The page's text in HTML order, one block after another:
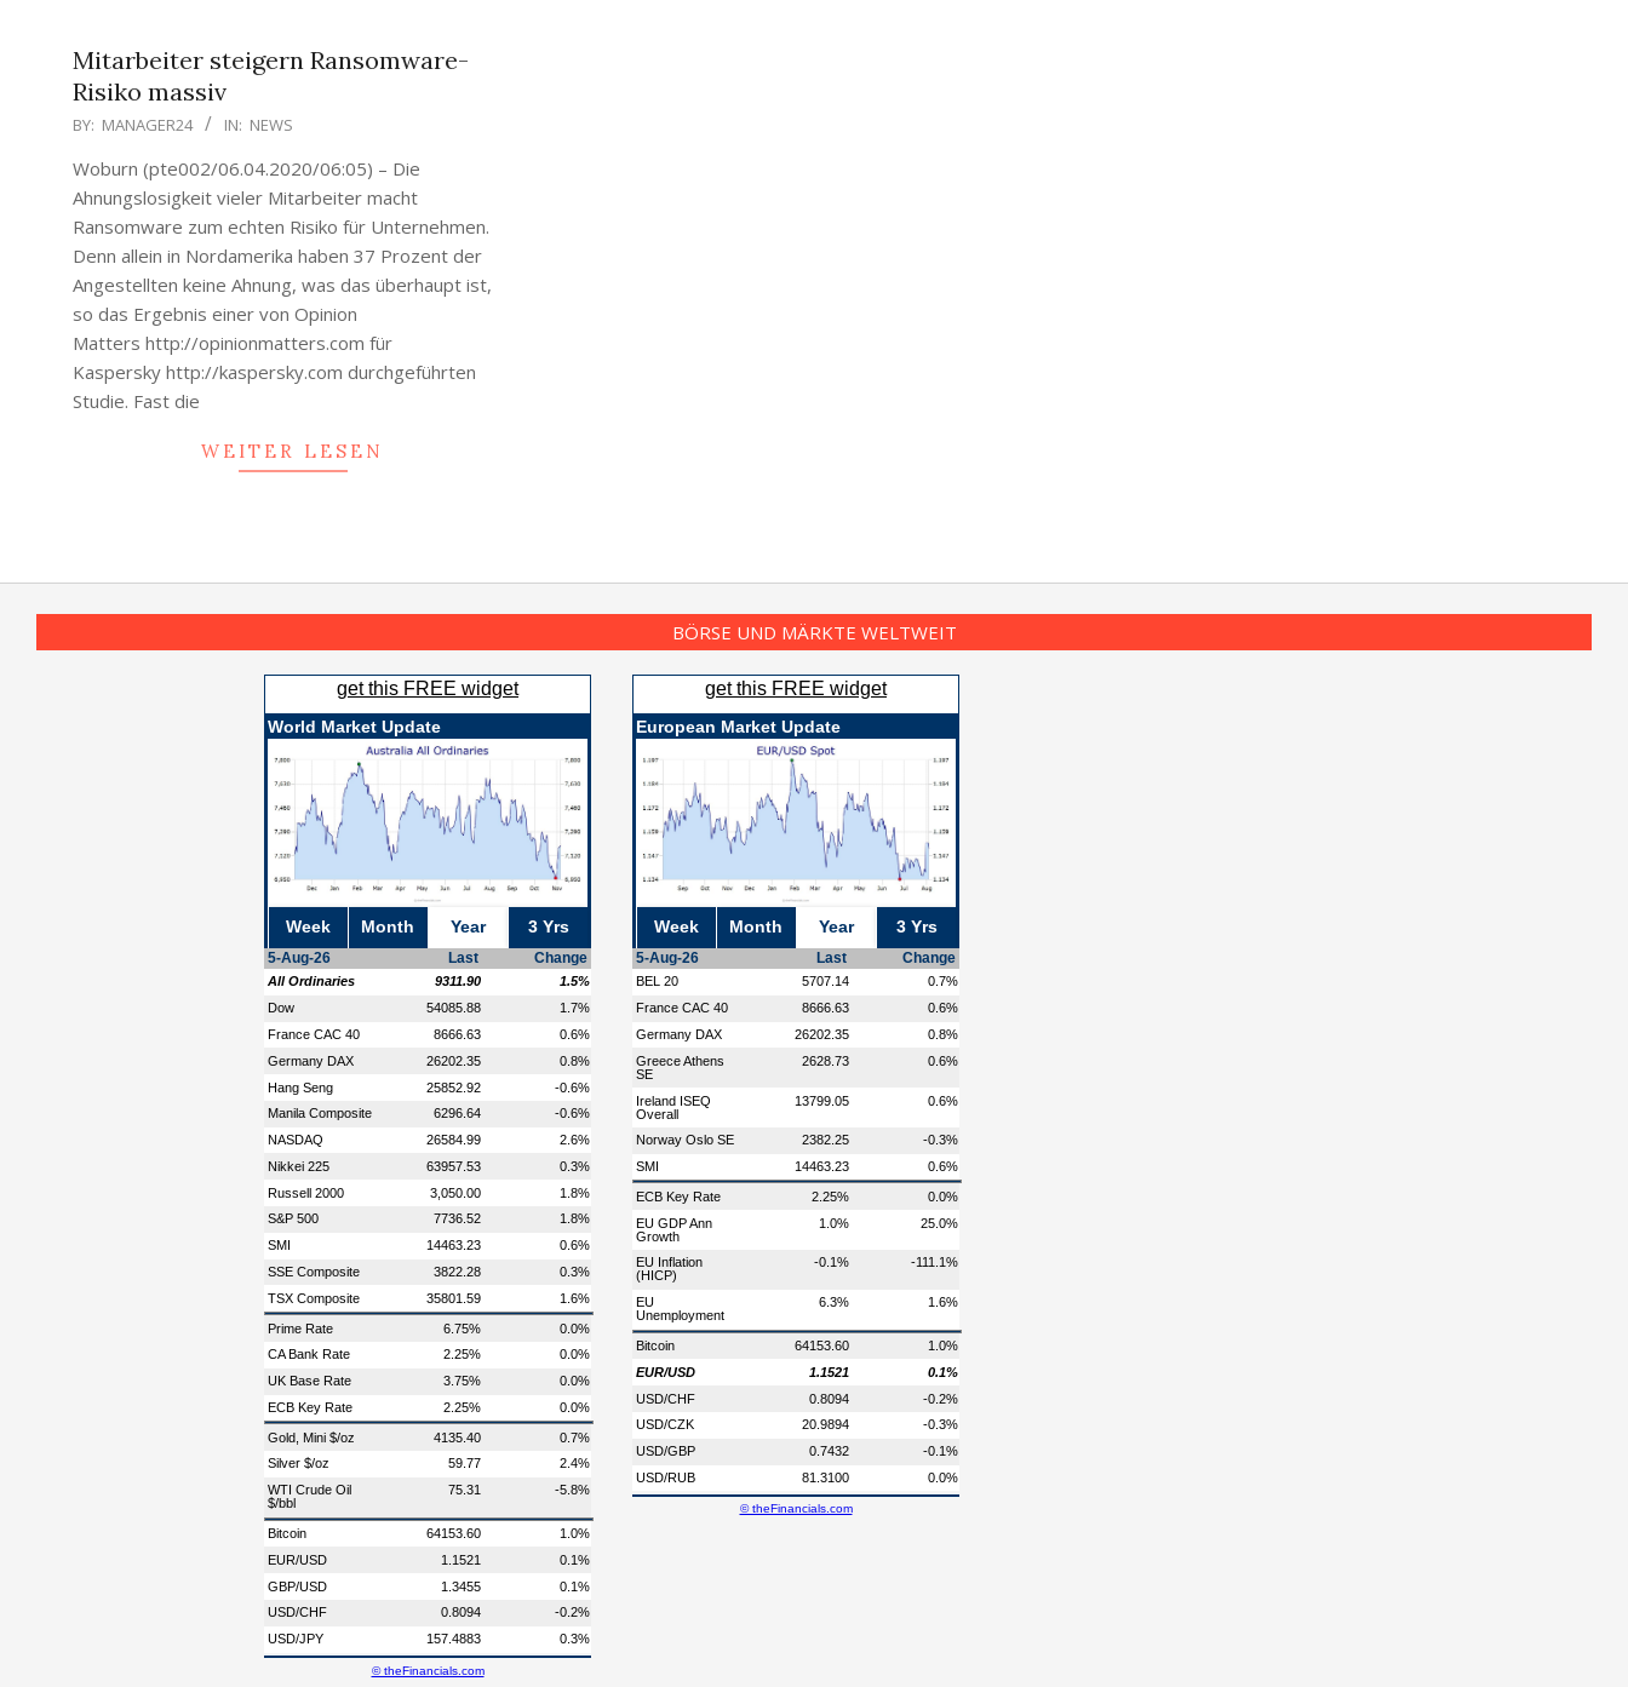
Mitarbeiter steigern Ransomware-
Risiko massiv
2020-
20
BY: MANAGER24 IN: NEWS
Woburn (pte002/06.04.2020/06:05) – Die
Ahnungslosigkeit vieler Mitarbeiter macht
Ransomware zum echten Risiko für Unternehmen.
Denn allein in Nordamerika haben 37 Prozent der
Angestellten keine Ahnung, was das überhaupt ist,
so das Ergebnis einer von Opinion
Matters http://opinionmatters.com für
Kaspersky http://kaspersky.com durchgeführten
Studie. Fast die
WEITER LESEN
BÖRSE UND MÄRKTE WELTWEIT